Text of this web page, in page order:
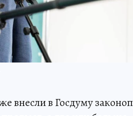
внесли в Госдуму